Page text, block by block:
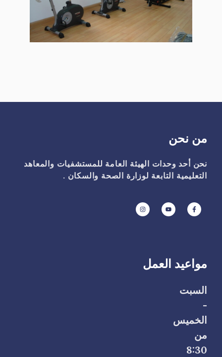
من نحن
نحن أحد وحدات الهيئة العامة للمستشفيات والمعاهد
التعليمية التابعة لوزارة الصحة والسكان .
مواعيد العمل
السبت
-
الخميس
من
8:30